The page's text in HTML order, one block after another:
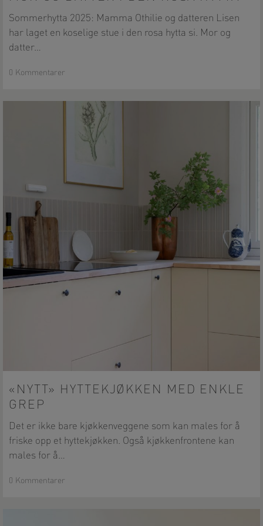
den
rosa
Sommerhytta 2025: Mamma Othilie og datteren Lisen
har laget en koselige stue i den rosa hytta si. Mor og
datter…
0 Kommentarer
hyttekjøkken
med
enkle
grep
«NYTT» HYTTEKJØKKEN MED ENKLE
GREP
Det er ikke bare kjøkkenveggene som kan males for å
friske opp et hyttekjøkken. Også kjøkkenfrontene kan
males for å…
0 Kommentarer